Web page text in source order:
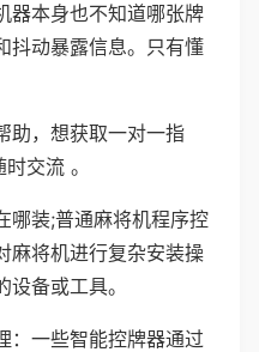
器本身也不知道哪张牌
抖动暴露信息。只有懂
助，想获取一对一指
交流 。
哪装;普通麻将机程序控
麻将机进行复杂安装操
备或工具。
：一些智能控牌器通过